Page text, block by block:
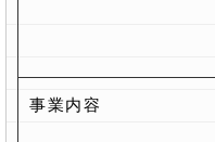
事業内容